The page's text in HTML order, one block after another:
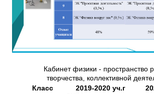
Кабинет физики - пространство
творчества, коллективной
Класс
2019-2020 уч.г